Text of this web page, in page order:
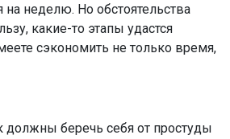
на неделю. Но обстоятельства
какие-то этапы удастся
сэкономить не только время,
должны беречь себя от простуды